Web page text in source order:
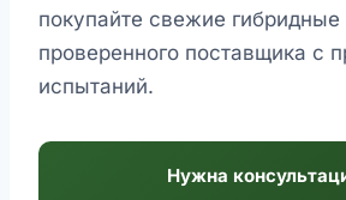
покупайте свежие
проверенного поставщика с
испытаний.
Нужна